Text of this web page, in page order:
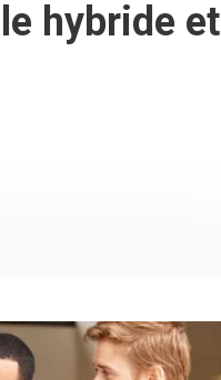
hybride et